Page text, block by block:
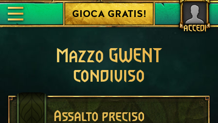
ACCEDI
GIOCA GRATIS!
Mazzo GWENT
condiviso
Assalto preciso